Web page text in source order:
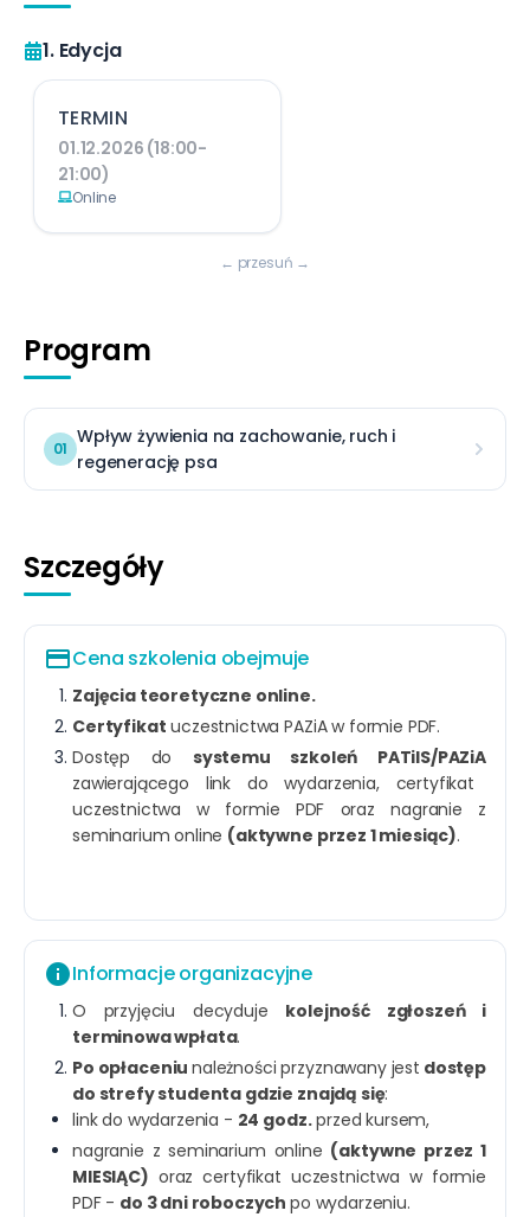
1. Edycja
TERMIN
01.12.2026 (18:00-
21:00)
Online
← przesuń →
Program
01
Wpływ żywienia na zachowanie, ruch i
regenerację psa
Szczegóły
paymentCena szkolenia obejmuje
Zajęcia teoretyczne online.
Certyfikat uczestnictwa PAZiA w formie PDF.
Dostęp do systemu szkoleń PATiIS/PAZiA
zawierającego link do wydarzenia, certyfikat
uczestnictwa w formie PDF oraz nagranie z
seminarium online (aktywne przez 1 miesiąc).
infoInformacje organizacyjne
O przyjęciu decyduje kolejność zgłoszeń i
terminowa wpłata.
Po opłaceniunależności przyznawany jest dostęp
do strefy studenta gdzie znajdą się:
link do wydarzenia - 24 godz.przed kursem,
nagranie z seminarium online (aktywne przez 1
MIESIĄC) oraz certyfikat uczestnictwa w formie
PDF - do 3 dni roboczychpo wydarzeniu.